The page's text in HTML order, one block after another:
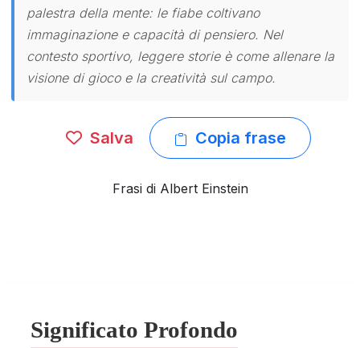
palestra della mente: le fiabe coltivano
immaginazione e capacità di pensiero. Nel
contesto sportivo, leggere storie è come allenare la
visione di gioco e la creatività sul campo.
Salva Copia frase
Frasi di Albert Einstein
Significato Profondo